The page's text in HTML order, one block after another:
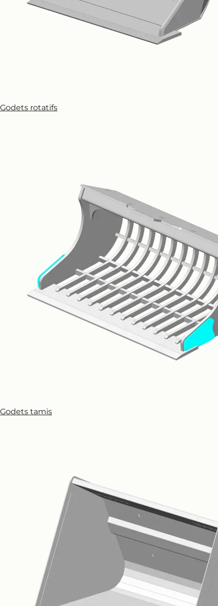
Godets rotatifs
Godets tamis